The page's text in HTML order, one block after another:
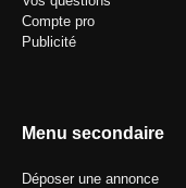
Compte pro
Publicité
Menu secondaire
Déposer une annonce